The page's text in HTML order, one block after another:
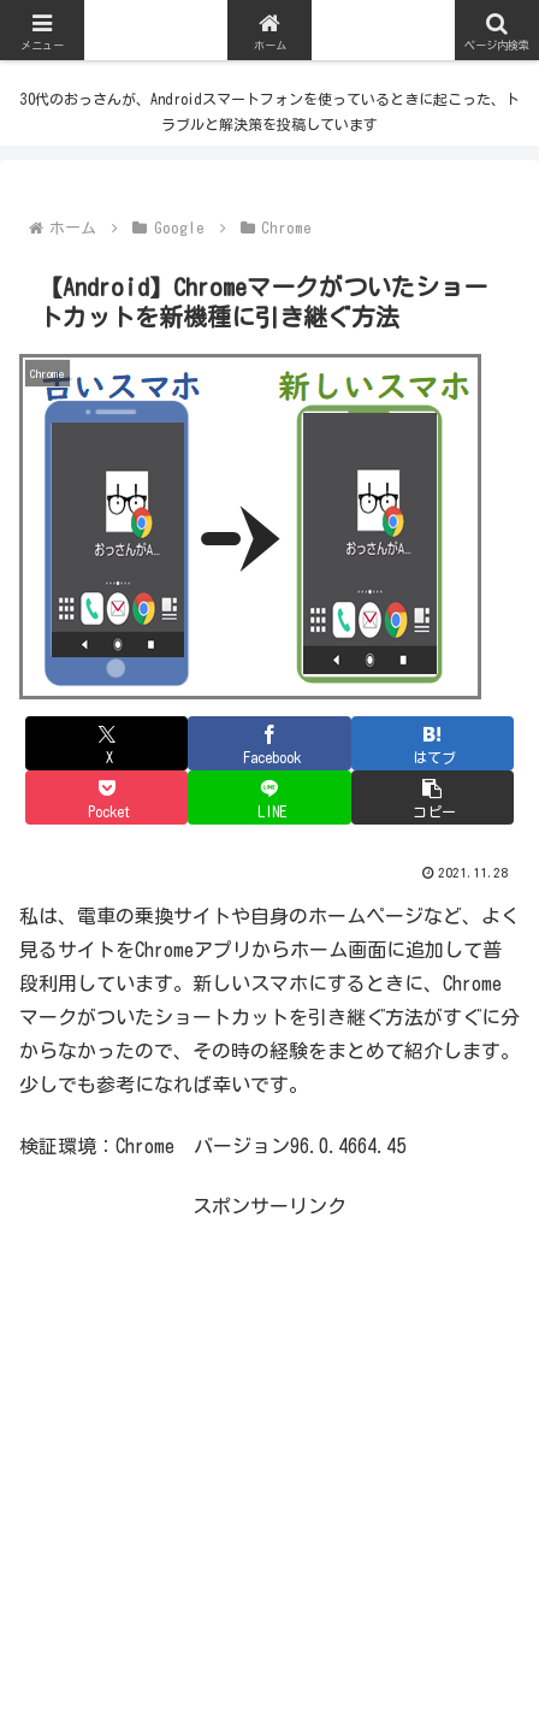
30代のおっさんが、Androidスマートフォンを使っているときに起こった、ト
ラブルと解決策を投稿しています
ホーム Google Chrome
【Android】Chromeマークがついたショー
トカットを新機種に引き継ぐ方法
Chrome
X Facebook はてブ
Pocket LINE コピー
2021.11.28
私は、電車の乗換サイトや自身のホームページなど、よく
見るサイトをChromeアプリからホーム画面に追加して普
段利用しています。新しいスマホにするときに、Chrome
マークがついたショートカットを引き継ぐ方法がすぐに分
からなかったので、その時の経験をまとめて紹介します。
少しでも参考になれば幸いです。
検証環境：Chrome バージョン96.0.4664.45
スポンサーリンク
メニュー ホーム ページ内検索